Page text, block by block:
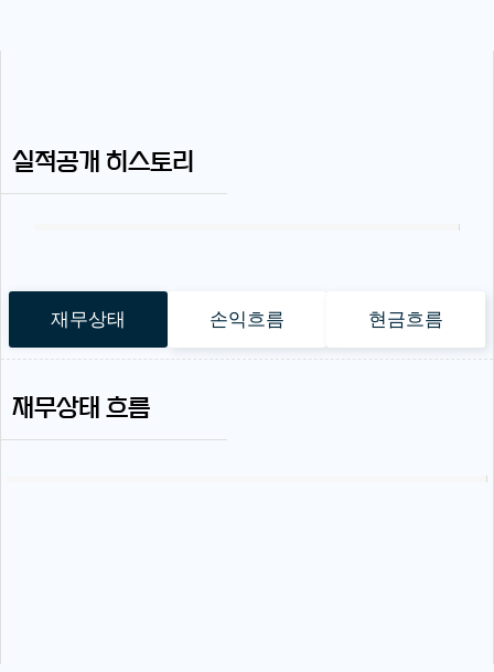
실적공개 히스토리
재무상태 손익흐름 현금흐름
재무상태 흐름